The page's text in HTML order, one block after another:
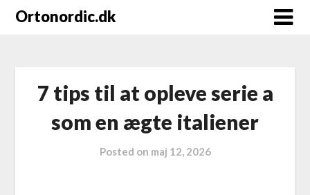
Ortonordic.dk
7 tips til at opleve serie a
som en ægte italiener
Posted on maj 12, 2026